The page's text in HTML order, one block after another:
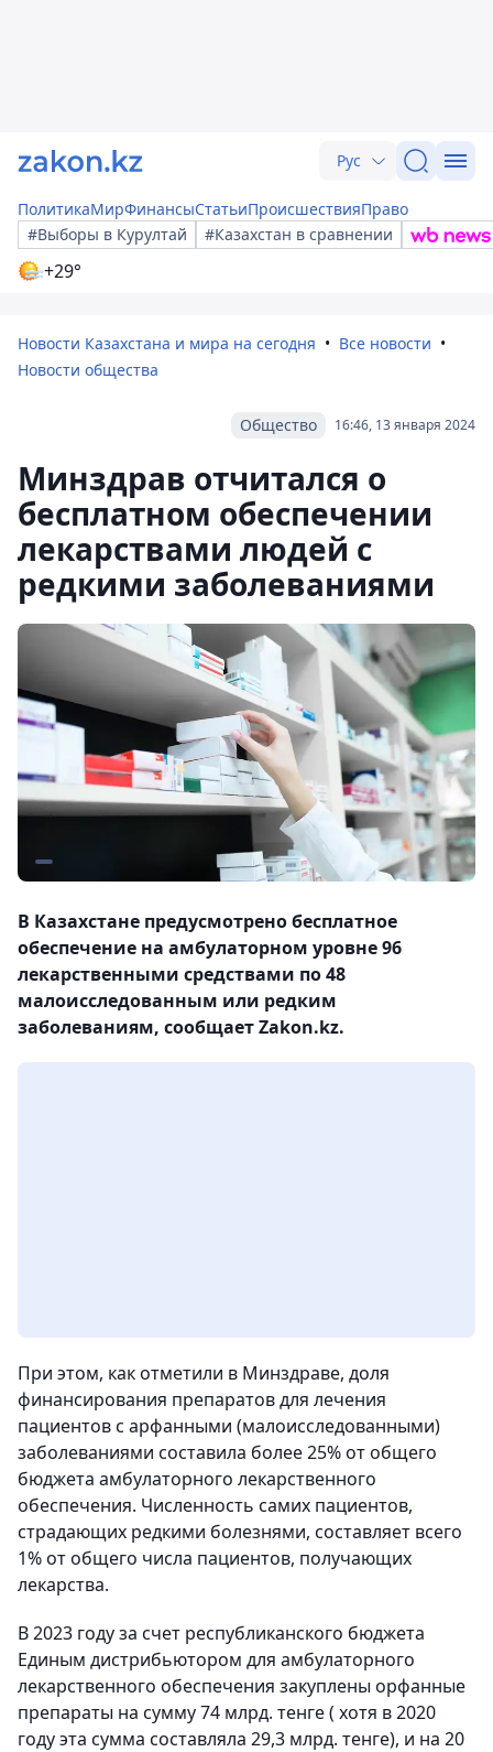
Рус
ПолитикаМирФинансыСтатьиПроисшествияПраво
#Выборы в Курултай
#Казахстан в сравнении
+29°
Новости Казахстана и мира на сегодня
Все новости
Новости общества
16:46, 13 января 2024
Общество
Минздрав отчитался о
бесплатном обеспечении
лекарствами людей с
редкими заболеваниями
В Казахстане предусмотрено бесплатное
обеспечение на амбулаторном уровне 96
лекарственными средствами по 48
малоисследованным или редким
заболеваниям, сообщает Zakon.kz.
При этом, как отметили в Минздраве, доля
финансирования препаратов для лечения
пациентов с арфанными (малоисследованными)
заболеваниями составила более 25% от общего
бюджета амбулаторного лекарственного
обеспечения. Численность самих пациентов,
страдающих редкими болезнями, составляет всего
1% от общего числа пациентов, получающих
лекарства.
В 2023 году за счет республиканского бюджета
Единым дистрибьютором для амбулаторного
лекарственного обеспечения закуплены орфанные
препараты на сумму 74 млрд. тенге ( хотя в 2020
году эта сумма составляла 29,3 млрд. тенге), и на 20